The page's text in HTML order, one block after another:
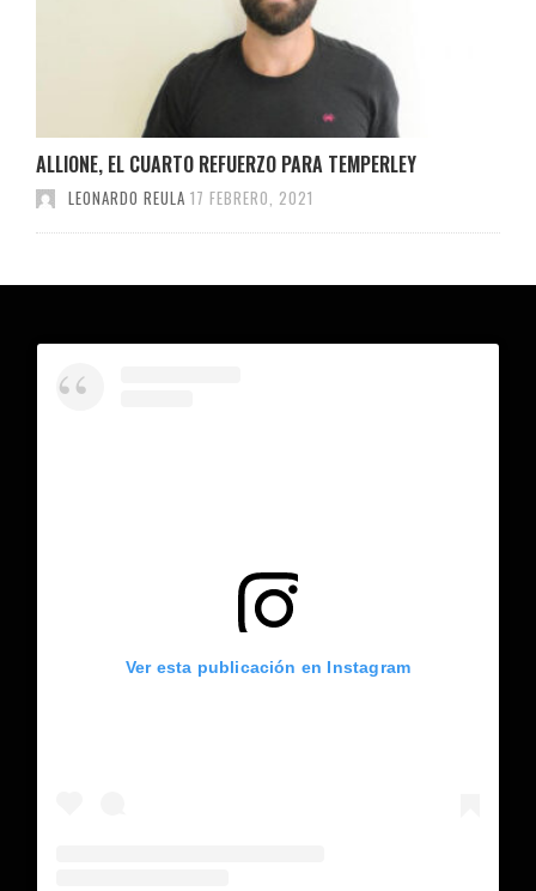
ALLIONE, EL CUARTO REFUERZO PARA TEMPERLEY
LEONARDO REULA 17 FEBRERO, 2021
Ver esta publicación en Instagram